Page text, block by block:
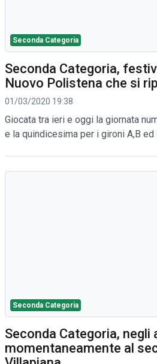
Seconda Categoria
Seconda Categoria,
Nuovo Polistena che si
01/03/2020 19:38
Giocata tra ieri e oggi la giornata
e la quindicesima per i gironi A,B ed
Seconda Categoria
Seconda Categoria, negli
momentaneamente al